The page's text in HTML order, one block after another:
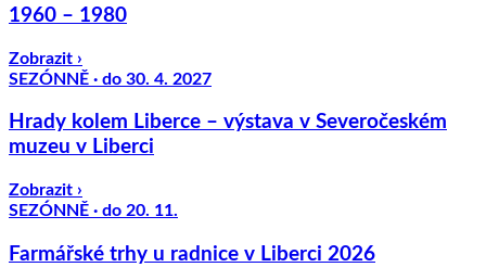
1960 – 1980
Zobrazit ›
SEZÓNNĚ · do 30. 4. 2027
Hrady kolem Liberce – výstava v Severočeském
muzeu v Liberci
Zobrazit ›
SEZÓNNĚ · do 20. 11.
Farmářské trhy u radnice v Liberci 2026